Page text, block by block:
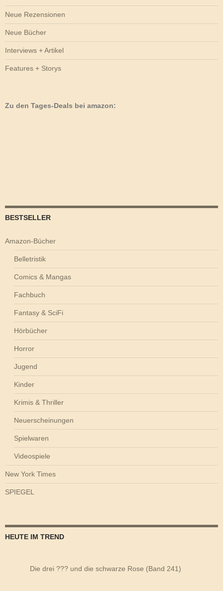
Neue Rezensionen
Neue Bücher
Interviews + Artikel
Features + Storys
Zu den Tages-Deals bei amazon:
BESTSELLER
Amazon-Bücher
Belletristik
Comics & Mangas
Fachbuch
Fantasy & SciFi
Hörbücher
Horror
Jugend
Kinder
Krimis & Thriller
Neuerscheinungen
Spielwaren
Videospiele
New York Times
SPIEGEL
HEUTE IM TREND
Die drei ??? und die schwarze Rose (Band 241)